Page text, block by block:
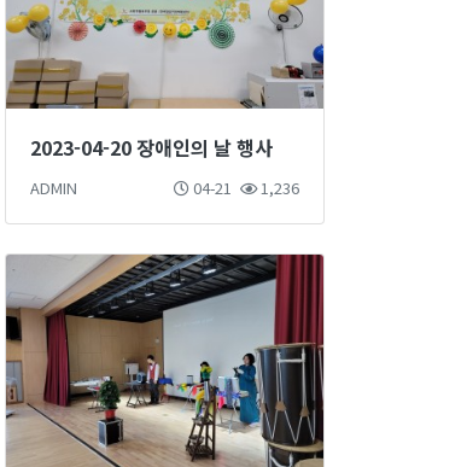
2023-04-20 장애인의 날 행사
ADMIN 04-21 1,236